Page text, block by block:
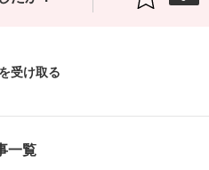
受け取る
一覧